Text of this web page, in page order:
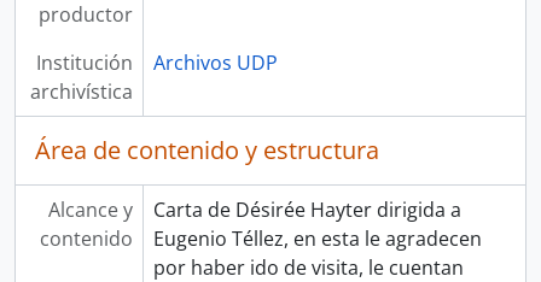
productor
Institución
archivística
Archivos UDP
Área de contenido y estructura
Alcance y
contenido
Carta de Désirée Hayter dirigida a
Eugenio Téllez, en esta le agradecen
por haber ido de visita, le cuentan